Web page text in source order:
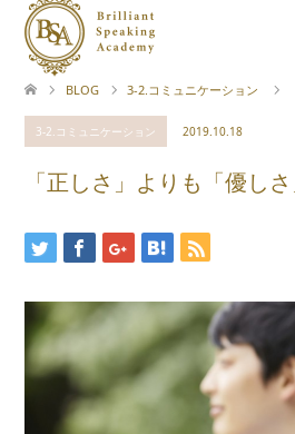
BLOG 3-2.コミュニケーション
3-2.コミュニケーション 2019.10.18
「正しさ」よりも「優しさ